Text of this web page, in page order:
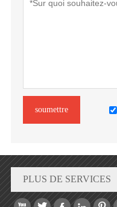
soumettre
PLUS DE SERVICES